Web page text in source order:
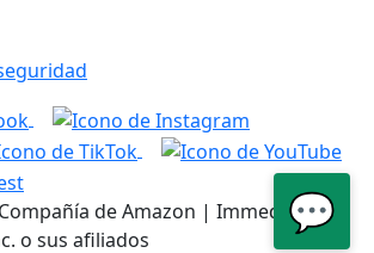
de Amazon | Immedia
o sus afiliados
💬